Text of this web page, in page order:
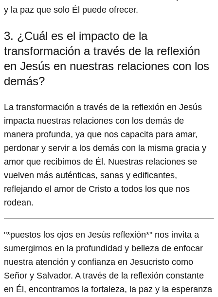
y la paz que solo Él puede ofrecer.
3. ¿Cuál es el impacto de la
transformación a través de la reflexión
en Jesús en nuestras relaciones con los
demás?
La transformación a través de la reflexión en Jesús
impacta nuestras relaciones con los demás de
manera profunda, ya que nos capacita para amar,
perdonar y servir a los demás con la misma gracia y
amor que recibimos de Él. Nuestras relaciones se
vuelven más auténticas, sanas y edificantes,
reflejando el amor de Cristo a todos los que nos
rodean.
"*puestos los ojos en Jesús reflexión*" nos invita a
sumergirnos en la profundidad y belleza de enfocar
nuestra atención y confianza en Jesucristo como
Señor y Salvador. A través de la reflexión constante
en Él, encontramos la fortaleza, la paz y la esperanza